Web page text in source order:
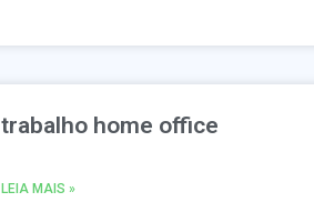
trabalho home office
LEIA MAIS »